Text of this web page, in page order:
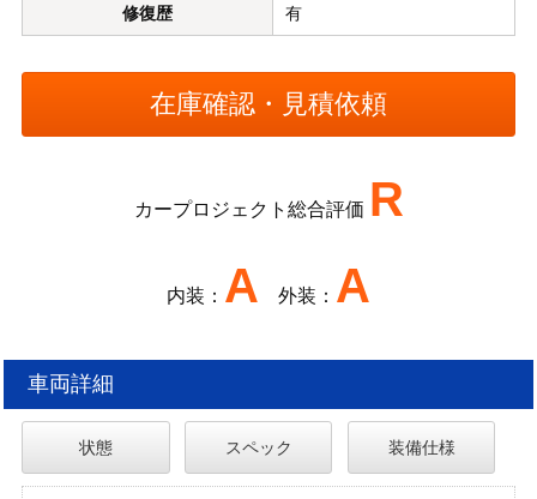
修復歴 有
カープロジェクト総合評価 R
内装： A 外装： A
車両詳細
状態 スペック 装備仕様